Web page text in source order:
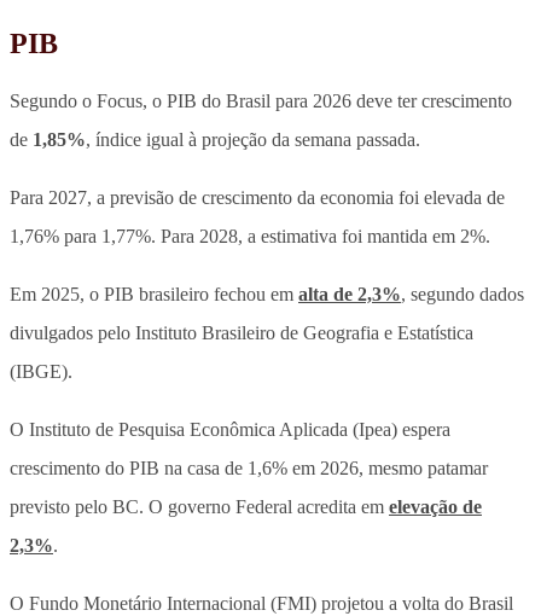
PIB
Segundo o Focus, o PIB do Brasil para 2026 deve ter crescimento
de 1,85%, índice igual à projeção da semana passada.
Para 2027, a previsão de crescimento da economia foi elevada de
1,76% para 1,77%. Para 2028, a estimativa foi mantida em 2%.
Em 2025, o PIB brasileiro fechou em alta de 2,3%, segundo dados
divulgados pelo Instituto Brasileiro de Geografia e Estatística
(IBGE).
O Instituto de Pesquisa Econômica Aplicada (Ipea) espera
crescimento do PIB na casa de 1,6% em 2026, mesmo patamar
previsto pelo BC. O governo Federal acredita em elevação de
2,3%.
O Fundo Monetário Internacional (FMI) projetou a volta do Brasil